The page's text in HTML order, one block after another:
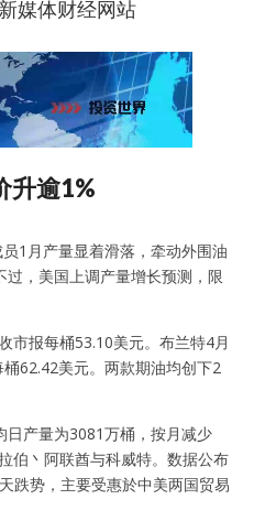
媒体财经网站
升逾1%
1月产量显着滑落，牵动外围油
，美国上调产量增长预测，限
市报每桶53.10美元。布兰特4月
62.42美元。两款期油均创下2
产量为3081万桶，按月减少
伯丶阿联酋与科威特。数据公布
跌势，主要受惠於中美两国贸易